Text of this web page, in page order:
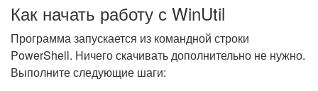
Как начать работу с WinUtil
Программа запускается из командной строки
PowerShell. Ничего скачивать дополнительно не нужно.
Выполните следующие шаги: